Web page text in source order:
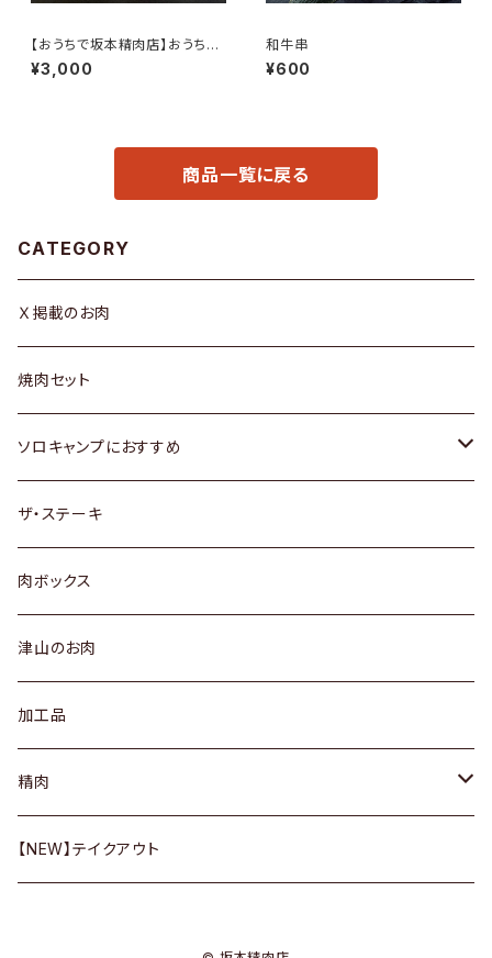
【おうちで坂本精肉店】おうちで
作る牛タンつくね串セット
¥3,000
和牛串
¥600
商品一覧に戻る
CATEGORY
Ｘ掲載のお肉
焼肉セット
ソロキャンプにおすすめ
焼肉セット
少量サイズのお肉
ザ・ステーキ
肉ボックス
津山のお肉
加工品
精肉
黒毛和牛
【NEW】テイクアウト